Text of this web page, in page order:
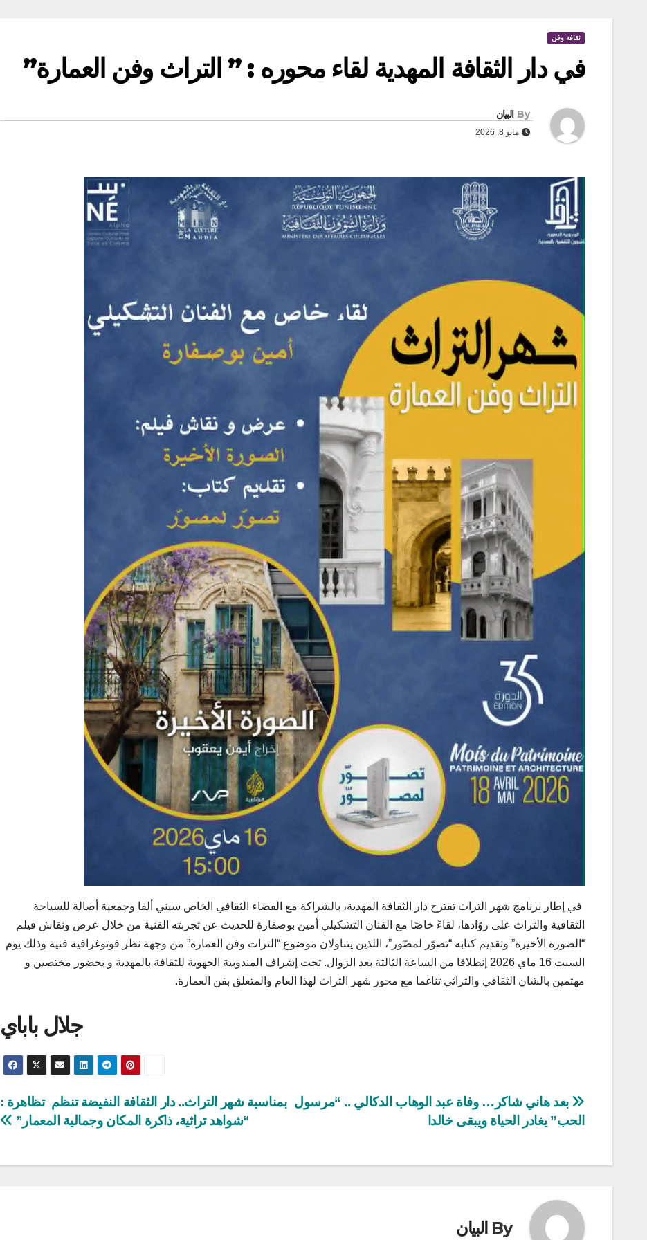
ثقافة وفن
في دار الثقافة المهدية لقاء محوره : ” التراث وفن العمارة”
By البيان
مايو 8, 2026
في إطار برنامج شهر التراث تقترح دار الثقافة المهدية، بالشراكة مع الفضاء الثقافي الخاص سيني ألفا وجمعية أصالة للسياحة
الثقافية والتراث على روٌادها، لقاءً خاصًا مع الفنان التشكيلي أمين بوصفارة للحديث عن تجربته الفنية من خلال عرض ونقاش فيلم
“الصورة الأخيرة” وتقديم كتابه “تصوّر لمصّور”، اللذين يتناولان موضوع “التراث وفن العمارة” من وجهة نظر فوتوغرافية فنية وذلك يوم
السبت 16 ماي 2026 إنطلاقا من الساعة الثالثة بعد الزوال. تحت إشراف المندوبية الجهوية للثقافة بالمهدية و بحضور مختصين و
مهتمين بالشان الثقافي والتراثي تناغما مع محور شهر التراث لهذا العام والمتعلق بفن العمارة.
جلال باباي
تصفّح
المقالات
بمناسبة شهر التراث.. دار الثقافة النفيضة تنظم تظاهرة :
“شواهد تراثية، ذاكرة المكان وجمالية المعمار”
بعد هاني شاكر… وفاة عبد الوهاب الدكالي .. “مرسول
الحب” يغادر الحياة ويبقى خالدا
By البيان